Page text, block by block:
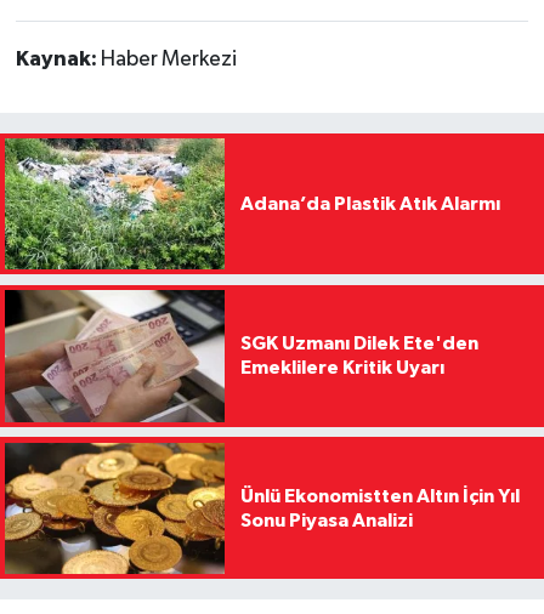
Kaynak: Haber Merkezi
Adana’da Plastik Atık Alarmı
SGK Uzmanı Dilek Ete'den
Emeklilere Kritik Uyarı
Ünlü Ekonomistten Altın İçin Yıl
Sonu Piyasa Analizi